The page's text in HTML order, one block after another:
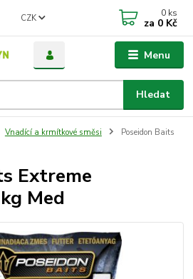
Menu
CZK
Hledat
0 ks
za 0 Kč
Vnadící a krmítkové směsi
Poseidon Baits
Extreme
Med